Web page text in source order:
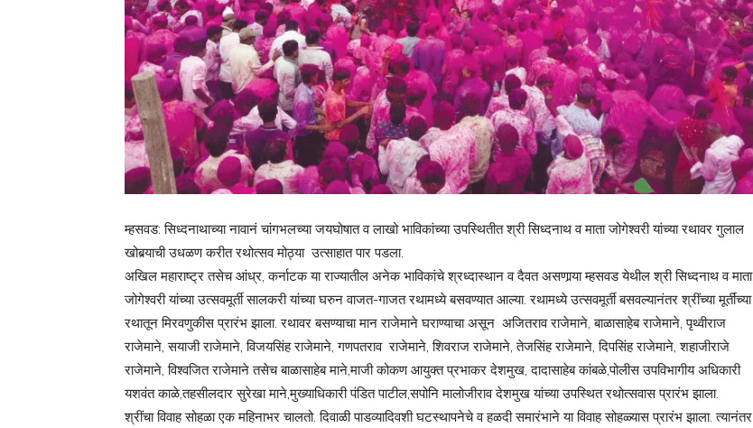
म्हसवड: सिध्दनाथाच्या नावानं चांगभलच्या जयघोषात व लाखो भाविकांच्या उपस्थितीत श्री सिध्दनाथ व माता जोगेश्वरी यांच्या रथावर गुलाल
खोबर्‍याची उधळण करीत रथोत्सव मोठ्या उत्साहात पार पडला.
अखिल महाराष्ट्र तसेच आंध्र, कर्नाटक या राज्यातील अनेक भाविकांचे श्रध्दास्थान व दैवत असणार्‍या म्हसवड येथील श्री सिध्दनाथ व माता
जोगेश्वरी यांच्या उत्सवमूर्ती सालकरी यांच्या घरुन वाजत-गाजत रथामध्ये बसवण्यात आल्या. रथामध्ये उत्सवमूर्ती बसवल्यानंतर श्रींच्या मूर्तींच्या
रथातून मिरवणुकीस प्रारंभ झाला. रथावर बसण्याचा मान राजेमाने घराण्याचा असून अजितराव राजेमाने, बाळासाहेब राजेमाने, पृथ्वीराज
राजेमाने, सयाजी राजेमाने, विजयसिंह राजेमाने, गणपतराव राजेमाने, शिवराज राजेमाने, तेजसिंह राजेमाने, दिपसिंह राजेमाने, शहाजीराजे
राजेमाने, विश्वजित राजेमाने तसेच बाळासाहेब माने,माजी कोकण आयुक्त प्रभाकर देशमुख, दादासाहेब कांबळे,पोलीस उपविभागीय अधिकारी
यशवंत काळे,तहसीलदार सुरेखा माने,मुख्याधिकारी पंडित पाटील,सपोनि मालोजीराव देशमुख यांच्या उपस्थित रथोत्सवास प्रारंभ झाला.
श्रींचा विवाह सोहळा एक महिनाभर चालतो. दिवाळी पाडव्यादिवशी घटस्थापनेचे व हळदी समारंभाने या विवाह सोहळ्यास प्रारंभ झाला. त्यानंतर